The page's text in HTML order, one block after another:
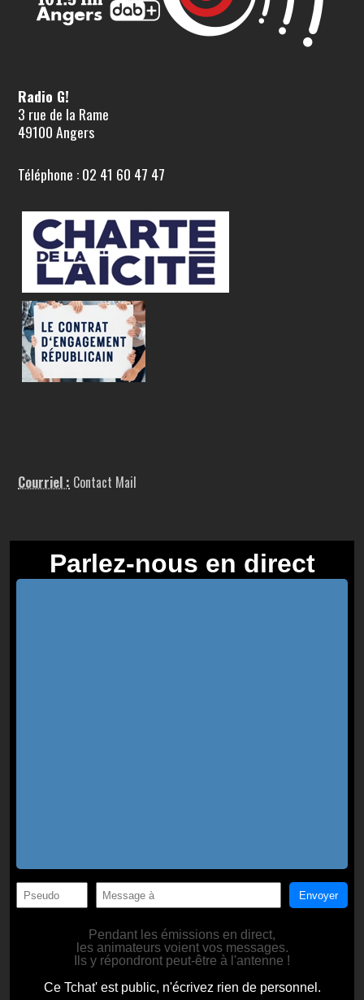
Radio G!
3 rue de la Rame
49100 Angers
Téléphone : 02 41 60 47 47
Courriel : Contact Mail